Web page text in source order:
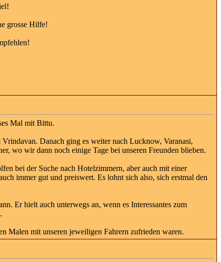
grosse Hilfe!
Mal mit Bittu.
Danach ging es weiter nach Lucknow, Varanasi,
wo wir dann noch einige Tage bei unseren Freunden blieben.
bei der Suche nach Hotelzimmern, aber auch mit einer
immer gut und preiswert. Es lohnt sich also, sich erstmal den
Er hielt auch unterwegs an, wenn es Interessantes zum
Malen mit unseren jeweiligen Fahrern zufrieden waren.